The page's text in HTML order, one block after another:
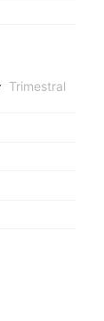
Trimestral